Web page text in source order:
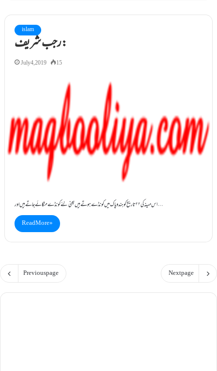
islam
رجب شریف:
July 4, 2019 15
اس مہینہ کی ۲۲ تاریخ کو ہندوپاک میں کونڈے ہوتے ہیں یعنی نئے کونڈے منگائے جاتے ہیں اور…
Read More »
Previous page Next page